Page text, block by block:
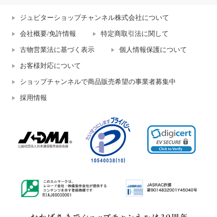
ジュピターショップチャンネル株式会社について
会社概要/免許情報 特定商取引法に関して
古物営業法に基づく表示 個人情報保護について
お客様対応について
ショップチャンネルで商品販売希望の事業者募集中
採用情報